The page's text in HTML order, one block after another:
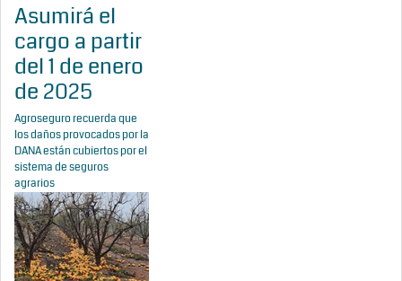
Asumirá el
cargo a partir
del 1 de enero
de 2025
Agroseguro recuerda que
los daños provocados por la
DANA están cubiertos por el
sistema de seguros
agrarios